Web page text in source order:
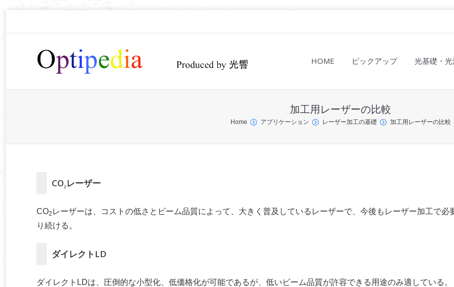
HOME ピックアップ 光基礎・
加工用レーザーの比較
Home アプリケーション レーザー加工の基礎 加工用レーザーの比較
CO2レーザー
CO2 レーザーは、コストの低さとビーム品質によって、大きく普及しているレーザーで、今後もレーザー加工で必
り続ける。
ダイレクトLD
ダイレクトLDは、圧倒的な小型化、低価格化が可能であるが、低いビーム品質が許容できる用途のみ適している